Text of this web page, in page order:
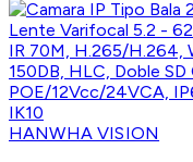
HANWHA VISION